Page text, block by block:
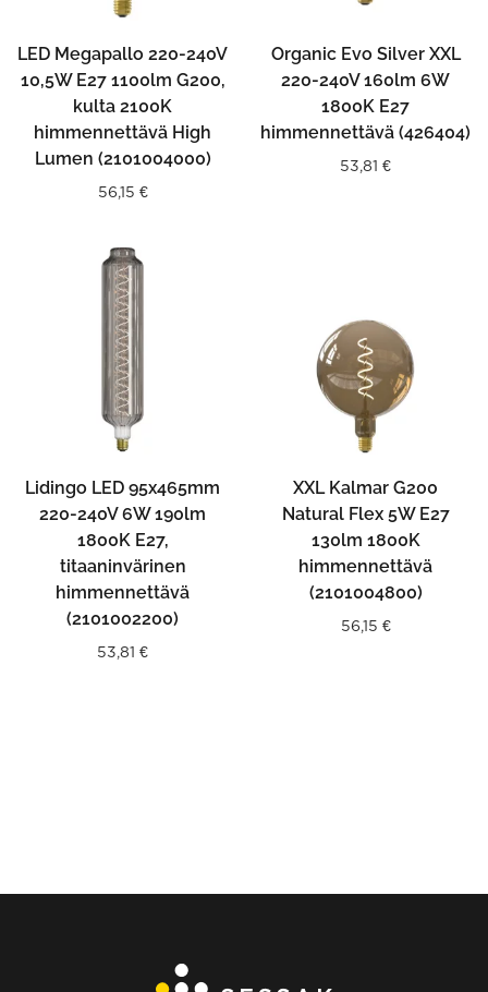
LED Megapallo 220-240V
10,5W E27 1100lm G200,
kulta 2100K
himmennettävä High
Lumen (2101004000)
56,15 €
Organic Evo Silver XXL
220-240V 160lm 6W
1800K E27
himmennettävä (426404)
53,81 €
Lidingo LED 95x465mm
220-240V 6W 190lm
1800K E27,
titaaninvärinen
himmennettävä
(2101002200)
53,81 €
XXL Kalmar G200
Natural Flex 5W E27
130lm 1800K
himmennettävä
(2101004800)
56,15 €